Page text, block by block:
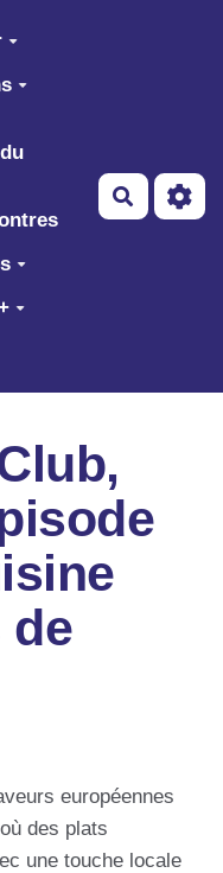
de
européennes
des plats
une touche locale